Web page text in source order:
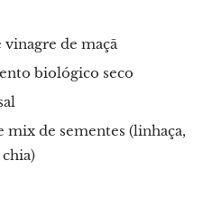
vinagre de maçã
biológico seco
mix de sementes (linhaça,